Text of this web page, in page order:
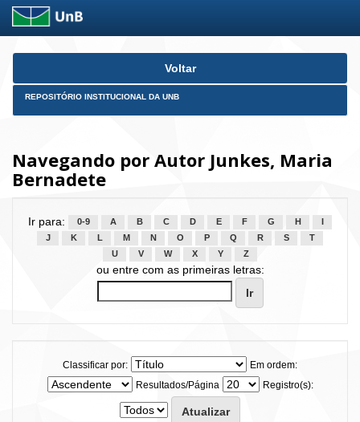
Skip
Voltar
REPOSITÓRIO INSTITUCIONAL DA UNB
Navegando por Autor Junkes, Maria
Bernadete
Ir para: 0-9 A B C D E F G H
J
K L M N O P Q R S
T
U
V W X Y Z
ou entre com as primeiras letras:
Classificar por:
Em ordem:
Resultados/Página
Registro(s):